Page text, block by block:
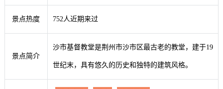
景点热度 752人近期来过
景点简介
沙市基督教堂是荆州市沙市区最古老的教堂，建于19
世纪末，具有悠久的历史和独特的建筑风格。